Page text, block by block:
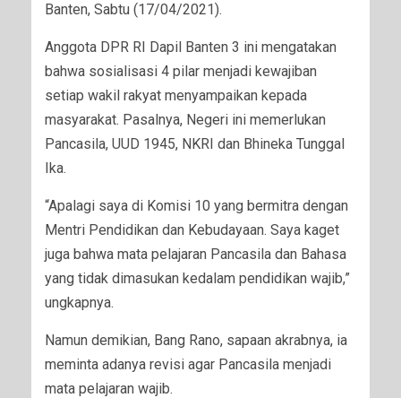
Banten, Sabtu (17/04/2021).
Anggota DPR RI Dapil Banten 3 ini mengatakan
bahwa sosialisasi 4 pilar menjadi kewajiban
setiap wakil rakyat menyampaikan kepada
masyarakat. Pasalnya, Negeri ini memerlukan
Pancasila, UUD 1945, NKRI dan Bhineka Tunggal
Ika.
“Apalagi saya di Komisi 10 yang bermitra dengan
Mentri Pendidikan dan Kebudayaan. Saya kaget
juga bahwa mata pelajaran Pancasila dan Bahasa
yang tidak dimasukan kedalam pendidikan wajib,”
ungkapnya.
Namun demikian, Bang Rano, sapaan akrabnya, ia
meminta adanya revisi agar Pancasila menjadi
mata pelajaran wajib.